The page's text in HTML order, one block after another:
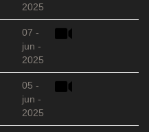
2025
07 -
jun -
2025
05 -
jun -
2025